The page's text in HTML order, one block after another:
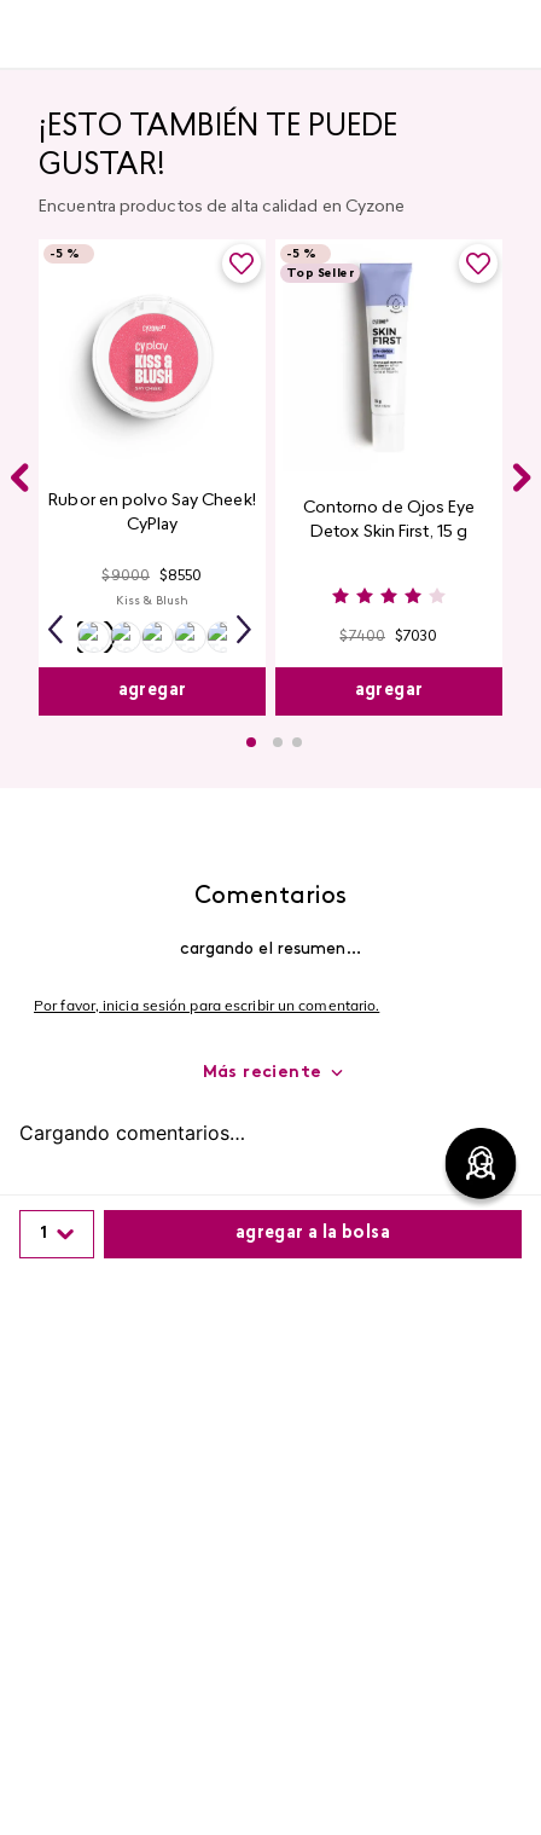
1 agregar a la bolsa
¡ESTO TAMBIÉN TE PUEDE
GUSTAR!
Encuentra productos de alta calidad en Cyzone
-5 %
Rubor en polvo Say Cheek!
CyPlay
$9000 $8550
Kiss & Blush
agregar
-5 %
Top Seller
Contorno de Ojos Eye
Detox Skin First, 15 g
$7400 $7030
agregar
Comentarios
cargando el resumen…
Por favor, inicia sesión para escribir un comentario.
Más reciente
Cargando comentarios…